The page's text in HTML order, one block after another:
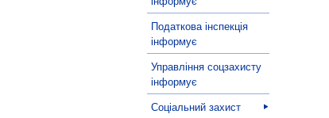
Податкова інспекція
інформує
Управління соцзахисту
інформує
Соціальний захист